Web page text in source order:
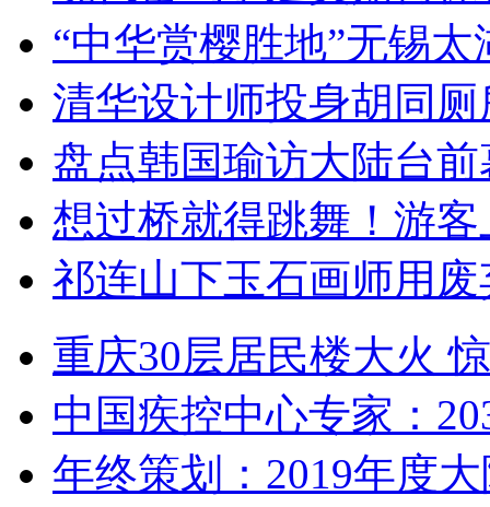
“中华赏樱胜地”无锡
清华设计师投身胡同
盘点韩国瑜访大陆台
想过桥就得跳舞！游客
祁连山下玉石画师用
重庆30层居民楼大火
中国疾控中心专家：
年终策划：2019年度